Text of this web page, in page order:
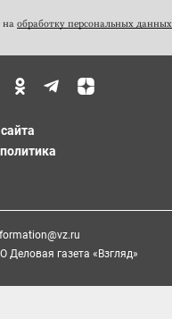
на обработку персональных данных
газета «Взгляд»